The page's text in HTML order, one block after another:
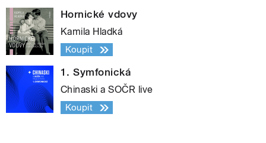
Hornické vdovy
Kamila Hladká
Koupit
1. Symfonická
Chinaski a SOČR live
Koupit